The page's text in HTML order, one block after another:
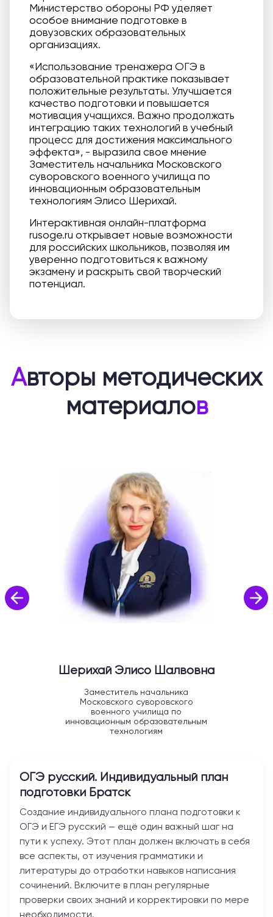
Министерство обороны РФ уделяет
особое внимание подготовке в
довузовских образовательных
организациях.
«Использование тренажера ОГЭ в
образовательной практике показывает
положительные результаты. Улучшается
качество подготовки и повышается
мотивация учащихся. Важно продолжать
интеграцию таких технологий в учебный
процесс для достижения максимального
эффекта», - выразила свое мнение
Заместитель начальника Московского
суворовского военного училища по
инновационным образовательным
технологиям Элисо Шерихай.
Интерактивная онлайн-платформа
rusoge.ru открывает новые возможности
для российских школьников, позволяя им
уверенно подготовиться к важному
экзамену и раскрыть свой творческий
потенциал.
Авторы методических
материалов
Шерихай Элисо Шалвовна
Заместитель начальника
Московского суворовского
военного училища по
инновационным образовательным
технологиям
ОГЭ русский. Индивидуальный план
подготовки Братск
Создание индивидуального плана подготовки к
ОГЭ и ЕГЭ русский — ещё один важный шаг на
пути к успеху. Этот план должен включать в себя
все аспекты, от изучения грамматики и
литературы до отработки навыков написания
сочинений. Включите в план регулярные
проверки своих знаний и корректировки по мере
необходимости.